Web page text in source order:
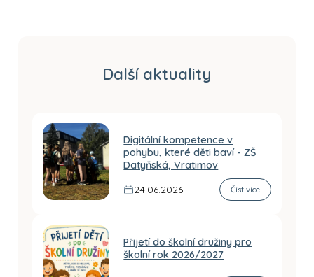
Další aktuality
Digitální kompetence v
pohybu, které děti baví - ZŠ
Datyňská, Vratimov
24.06.2026
Číst více
Přijetí do školní družiny pro
školní rok 2026/2027